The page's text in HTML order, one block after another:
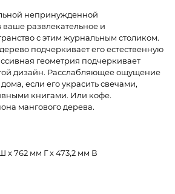
непринужденной
ваше развлекательное и
с этим журнальным столиком.
подчеркивает его естественную
геометрия подчеркивает
дизайн. Расслабляющее ощущение
дома, если его украсить свечами,
книгами. Или кофе.
мангового дерева.
x 762 мм Г x 473,2 мм В